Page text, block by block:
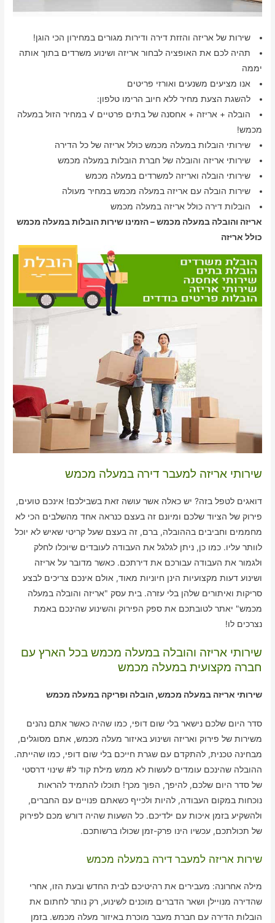
שירות של אריזה והזזת דירה ודירות מגורים במחירון הכי הוגן!
תהיה לכם את האופציה לבחור אריזה ושינוע משרדים בתוך אותה
יממה
אנו מציעים משנעים ואורזי פריטים
להשגת הצעת מחיר ללא חיוב הרימו טלפון:
הובלה + אריזה + אחסנה של בתים פרטיים √ במחיר הזול במעלה
מכמש!
שירותי הובלות במעלה מכמש כולל אריזה של כל הדירה
שירותי אריזה והובלה של חברת הובלות במעלה מכמש
שירותי הובלה ואריזה למשרדים במעלה מכמש
שירות הובלה עם אריזה במעלה מכמש במחיר מעולה
הובלות דירה כולל אריזה במעלה מכמש
אריזה והובלה במעלה מכמש – הזמינו שירות הובלות במעלה מכמש
כולל אריזה
שירותי אריזה למעבר דירה במעלה מכמש
דואגים לטפל בזה? יש כאלה אשר עושה זאת בשבילכם! אינכם טועים,
פירוק של הציוד שלכם ומיונם זה בעצם כנראה אחד מהשלבים הכי לא
מחממים וחביבים בההובלה, ברם, זה בעצם שעל קריטי שאיש לא יוכל
לוותר עליו. כמו כן, ניתן לגלגל את העבודה לעובדים שיוכלו לחלק
ולגמור את העבודה עבורכם את דירתכם. כאשר מדובר על אריזה
ושינוע דעות מקצועיות הינן חיוניות מאוד, אולם אינכם צריכים לבצע
סריקות ואיתורים שלהן בלי עזרה. בית עסק "אריזה והובלה במעלה
מכמש" יאתר לטובתכם את ספק הפירוק והשינוע שהינכם באמת
נצרכים לו!
שירותי אריזה והובלה במעלה מכמש בכל הארץ עם
חברה מקצועית במעלה מכמש
שירותי אריזה במעלה מכמש, הובלה ופריקה במעלה מכמש
סדר היום שלכם נישאר בלי שום דופי, כמו שהיה כאשר אתם נהנים
משירות של פירוק ואריזה ושינוע באיזור מעלה מכמש, אתם מסוגלים,
מבחינה טכנית, להתקדם עם שגרת חייכם בלי שום דופי, כמו שהייתה.
ההובלה שהינכם עומדים לעשות לא ממש מילת קוד ל# שינוי דרסטי
של סדר היום שלכם, להיפך, הפוך מכך! תוכלו להתמיד להראות
נוכחות במקום העבודה, להיות ולכייף כשאתם פנויים עם החברים,
ולהשקיע בזמן איכות עם ילדיכם. כל השעות שהיה דורש מכם לפירוק
של תכולתכם, עכשיו הינו פרק-זמן שכולו ברשותכם.
שירות אריזה למעבר דירה במעלה מכמש
מילה אחרונה: מעבירים את רהיטיכם לבית החדש ובעת הזו, אחרי
שהדירה מנויילן ושאר הדברים מוכנים לשינוע, רק נותר לחתום את
הובלות הדירה עם חברת מעבר מוכרת באיזור מעלה מכמש. בזמן